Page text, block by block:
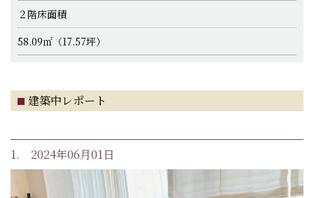
２階床面積
58.09㎡（17.57坪）
建築中レポート
1. 2024年06月01日